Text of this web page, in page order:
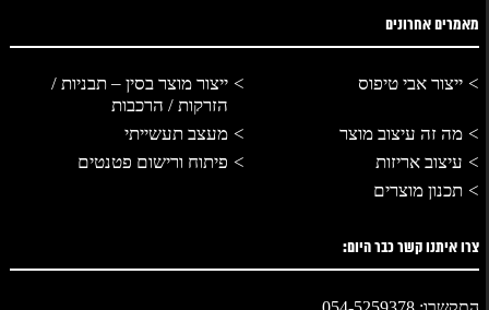
מאמרים אחרונים
ייצור אבי טיפוס
ייצור מוצר בסין – תבניות /
הזרקות / הרכבות
מה זה עיצוב מוצר
מעצב תעשייתי
עיצוב אריזות
פיתוח ורישום פטנטים
תכנון מוצרים
צרו איתנו קשר כבר היום: